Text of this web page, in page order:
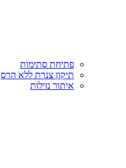
פתיחת סתימות
תיקון צנרת ללא הרס
איתור נזילות